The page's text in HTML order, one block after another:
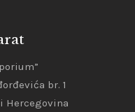
br. 1
Hercegovina